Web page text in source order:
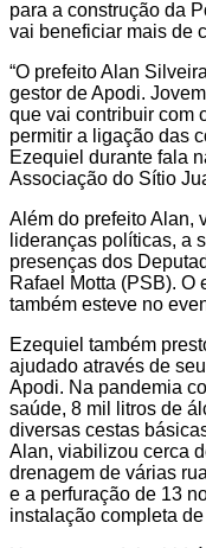
para a construção da
vai beneficiar mais de
“O prefeito Alan
gestor de Apodi.
que vai contribuir com
permitir a ligação das
Ezequiel durante fala
Associação do Sítio
Além do prefeito Alan,
lideranças políticas, a
presenças dos
Rafael Motta (PSB).
também esteve no
Ezequiel também
ajudado através de
Apodi. Na pandemia
saúde, 8 mil litros de
diversas cestas
Alan, viabilizou cerca
drenagem de várias
e a perfuração de 13
instalação completa